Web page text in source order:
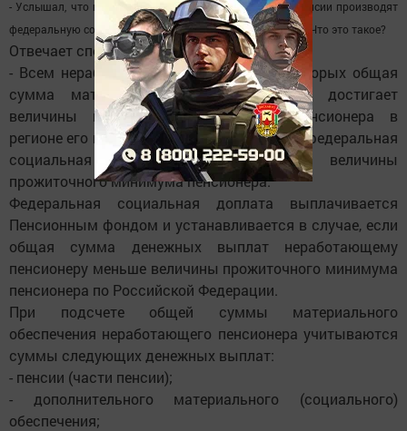
- Услышал, что пенсионерам с небольшим размером пенсии производят
федеральную социальную доплату. Кому она положена? Что это такое?
Отвечает специалист ПФР:
- Всем неработающим пенсионерам, у которых общая
сумма материального обеспечения не достигает
величины прожиточного минимума пенсионера в
регионе его проживания, устанавливается федеральная
социальная доплата к пенсии до величины
прожиточного минимума пенсионера.
Федеральная социальная доплата выплачивается
Пенсионным фондом и устанавливается в случае, если
общая сумма денежных выплат неработающему
пенсионеру меньше величины прожиточного минимума
пенсионера по Российской Федерации.
При подсчете общей суммы материального
обеспечения неработающего пенсионера учитываются
суммы следующих денежных выплат:
- пенсии (части пенсии);
- дополнительного материального (социального)
обеспечения;